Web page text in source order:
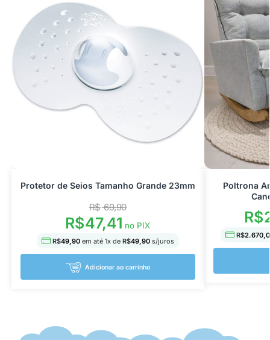
Protetor de Seios Tamanho Grande 23mm
R$69,90
R$47,41 no PIX
R$49,90 em até 1x de R$49,90s/juros
Adicionar ao carrinho
Poltrona
R$
R$